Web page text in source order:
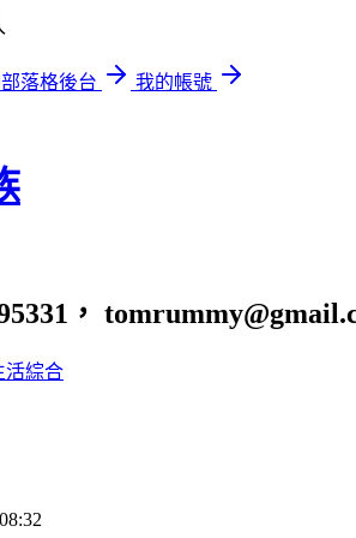
落格後台
我的帳號
，
活綜合
08:32